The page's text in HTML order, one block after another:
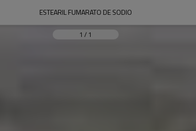
ESTEARIL FUMARATO DE SODIO
1 / 1